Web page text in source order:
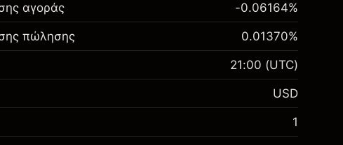
αγοράς -0.06164%
πώλησης 0.01370%
21:00 (UTC)
USD
1